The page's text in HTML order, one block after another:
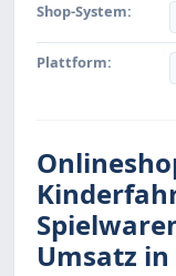
Shop-System:
Plattform:
Umsatz in